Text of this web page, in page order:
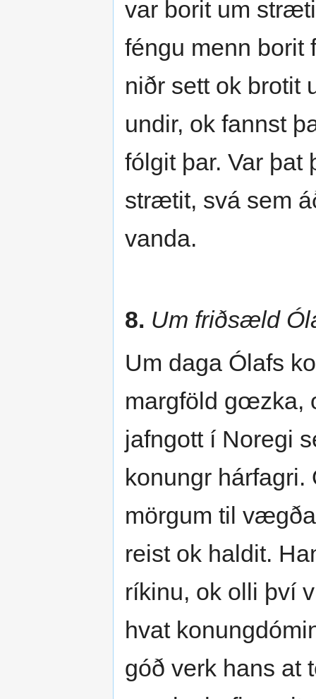
var borit um
féngu menn borit
niðr sett ok brotit
undir, ok fannst
fólgit þar. Var
strætit, svá sem
vanda.
8. Um friðsæld
Um daga Ólafs
margföld gœzka,
jafngott í Noregi
konungr
mörgum til
reist ok haldit.
ríkinu, ok olli því
hvat
góð verk hans at